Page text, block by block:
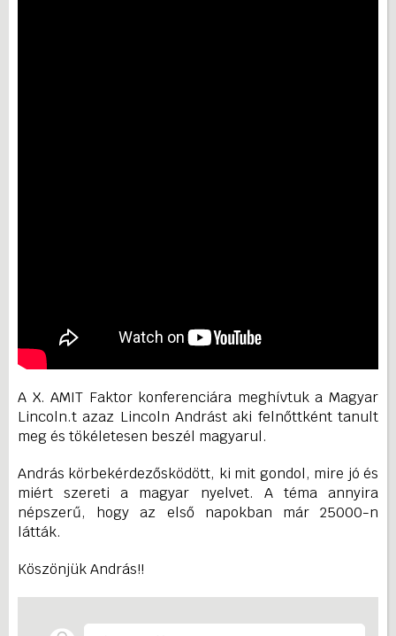
A X. AMIT Faktor konferenciára meghívtuk a Magyar
Lincoln.t azaz Lincoln Andrást aki felnőttként tanult
meg és tökéletesen beszél magyarul.
András körbekérdezősködött, ki mit gondol, mire jó és
miért szereti a magyar nyelvet. A téma annyira
népszerű, hogy az első napokban már 25000-n
látták.
Köszönjük András!!